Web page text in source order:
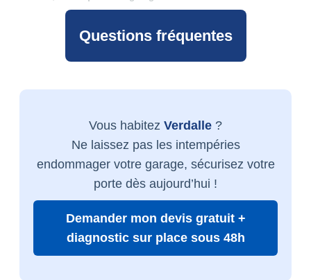
Questions fréquentes
Vous habitez Verdalle ?
Ne laissez pas les intempéries
endommager votre garage, sécurisez votre
porte dès aujourd’hui !
Demander mon devis gratuit +
diagnostic sur place sous 48h